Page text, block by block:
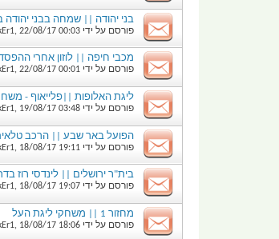
בני יהודה || שמחה בבני יהודה
פורסם על ידי , 22/08/17 00:03
מכבי חיפה || לוזון אחרי
פורסם על ידי , 22/08/17 00:01
ליגת האלופות ||פלייאוף -
פורסם על ידי , 19/08/17 03:48
הפועל באר שבע || הרכב
פורסם על ידי , 18/08/17 19:11
בית"ר ירושלים || לינדסי רוז
פורסם על ידי , 18/08/17 19:07
מחזור 1 || משחקי ליגת העל
פורסם על ידי , 18/08/17 18:06